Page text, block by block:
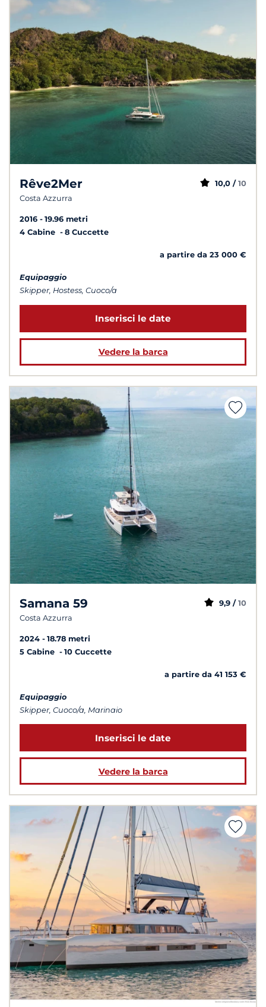
Rêve2Mer
Costa Azzurra
10,0 / 10
2016
19.96 metri
4 Cabine
8 Cuccette
a partire da 23 000 €
Equipaggio
Skipper, Hostess, Cuoco/a
Inserisci le date
Vedere la barca
Samana 59
Costa Azzurra
9,9 / 10
2024
18.78 metri
5 Cabine
10 Cuccette
a partire da 41 153 €
Equipaggio
Skipper, Cuoco/a, Marinaio
Inserisci le date
Vedere la barca